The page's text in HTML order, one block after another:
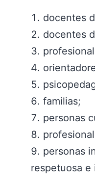
docentes
docentes
familias;
personas
personas
respetuosa e